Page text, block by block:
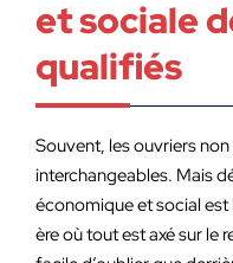
et sociale
qualifiés
Souvent, les ouvriers
interchangeables. Mais
économique et social est
ère où tout est axé sur le